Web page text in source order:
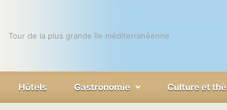
Tour de la plus grande île méditerranéenne
Hôtels Gastronomie Culture et